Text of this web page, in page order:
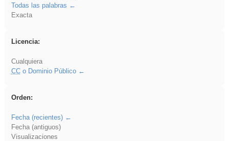
Todas las palabras
Exacta
Licencia:
Cualquiera
CCo Dominio Público
Orden:
Fecha (recientes)
Fecha (antiguos)
Visualizaciones